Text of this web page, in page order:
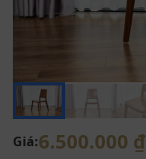
Giá:6.500.000 ₫